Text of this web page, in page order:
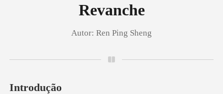
Revanche
Autor: Ren Ping Sheng
Introdução